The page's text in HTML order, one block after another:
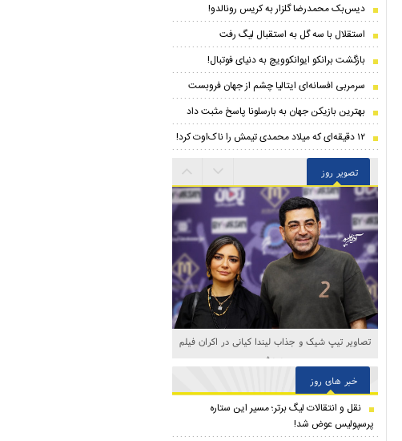
دیس‌بک محمدرضا گلزار به کریس رونالدو!
استقلال با سه گل به استقبال لیگ رفت
بازگشت برانکو ایوانکوویچ به دنیای فوتبال!
سرمربی افسانه‌ای ایتالیا چشم از جهان فروبست
بهترین بازیکن جهان به بارسلونا پاسخ مثبت داد
۱۲ دقیقه‌ای که میلاد محمدی تیمش را ناک‌اوت کرد!
تصویر روز
تصاویر تیپ شیک و جذاب لیندا کیانی در اکران فیلم
جدیدش
خبر های روز
نقل و انتقالات لیگ برتر؛ مسیر این ستاره
پرسپولیس عوض شد!